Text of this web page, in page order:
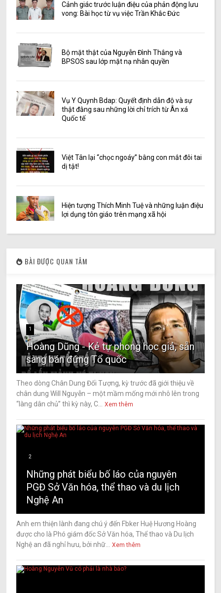
Cảnh giác trước luận điệu của phản động lưu
vong: Bài học từ vụ việc Trần Khắc Đức
Bộ mặt thật của Nguyễn Đình Thắng và
BPSOS sau lớp mặt nạ nhân quyền
Vụ Y Quynh Bdap: Quyết định dẫn độ và sự
thật đằng sau những lời chỉ trích từ Ân xá
Quốc tế
Việt Tân lại “chọc ngoáy” bằng con mắt đôi tai
dị tật!
Hiện tượng Thích Minh Tuệ và những luận điệu
lợi dụng tôn giáo trên mạng xã hội
BÀI ĐƯỢC QUAN TÂM
1
Hoàng Dũng - Kẻ tự phong học giả, sẵn
sàng bán đứng Tổ quốc
Theo dòng Chân Dung Đối Tượng, kỳ trước đã giới thiệu về
chân dung Will Nguyễn – một mầm mống mới nhô lên trong
“làng dân chủ” thì kỳ này, C...
Xem thêm
2
Những phát biểu bố láo của nguyên
PGĐ Sở Văn hóa, thể thao và du lịch
Nghệ An
Anh em thiện lành đang chú ý đến Fbker Huệ Hương Hoàng
được cho là Phó giám đốc Sở Văn hóa, Thể thao và Du lịch
Nghệ an đã nghỉ hưu, bởi nhữ...
Xem thêm